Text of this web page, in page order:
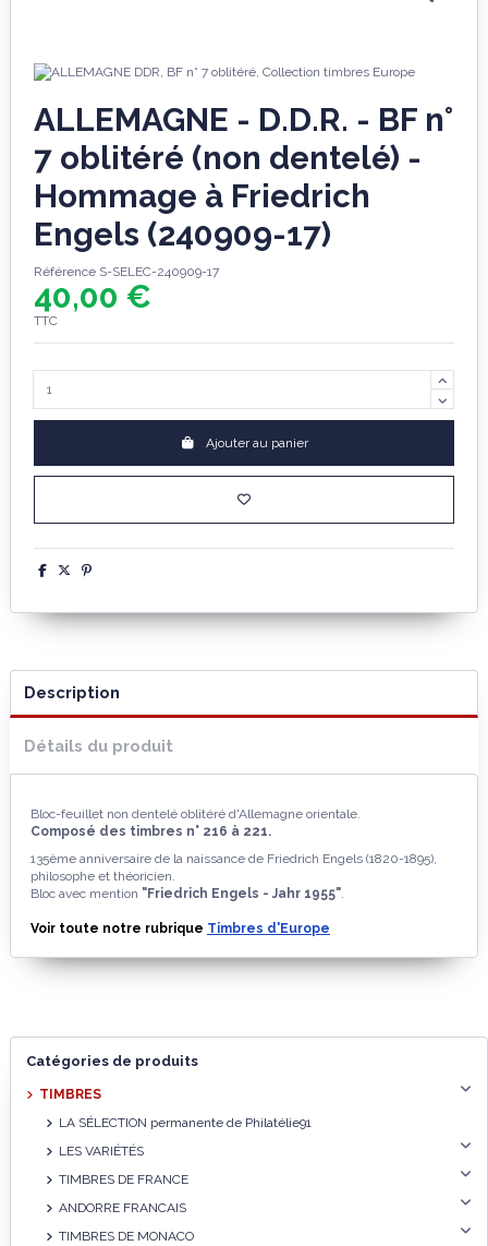
ALLEMAGNE - D.D.R. - BF n°
7 oblitéré (non dentelé) -
Hommage à Friedrich
Engels (240909-17)
Référence S-SELEC-240909-17
40,00 €
TTC
Ajouter au panier
Description
Détails du produit
Bloc-feuillet non dentelé oblitéré d'Allemagne orientale.
Composé des timbres n° 216 à 221.
135ème anniversaire de la naissance de Friedrich Engels (1820-1895),
philosophe et théoricien.
Bloc avec mention "Friedrich Engels - Jahr 1955".
Voir toute notre rubrique Timbres d'Europe
Catégories de produits
TIMBRES
LA SÉLECTION permanente de Philatélie91
LES VARIÉTÉS
TIMBRES DE FRANCE
ANDORRE FRANCAIS
TIMBRES DE MONACO